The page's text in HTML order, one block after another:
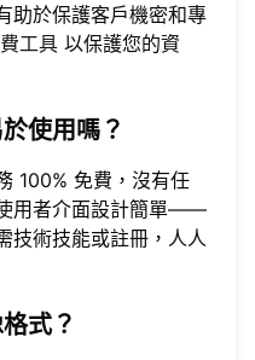
助於保護客戶機密和專
工具 以保護您的資
使用嗎？
100% 免費，沒有任
用者介面設計簡單——
技術技能或註冊，人人
式？